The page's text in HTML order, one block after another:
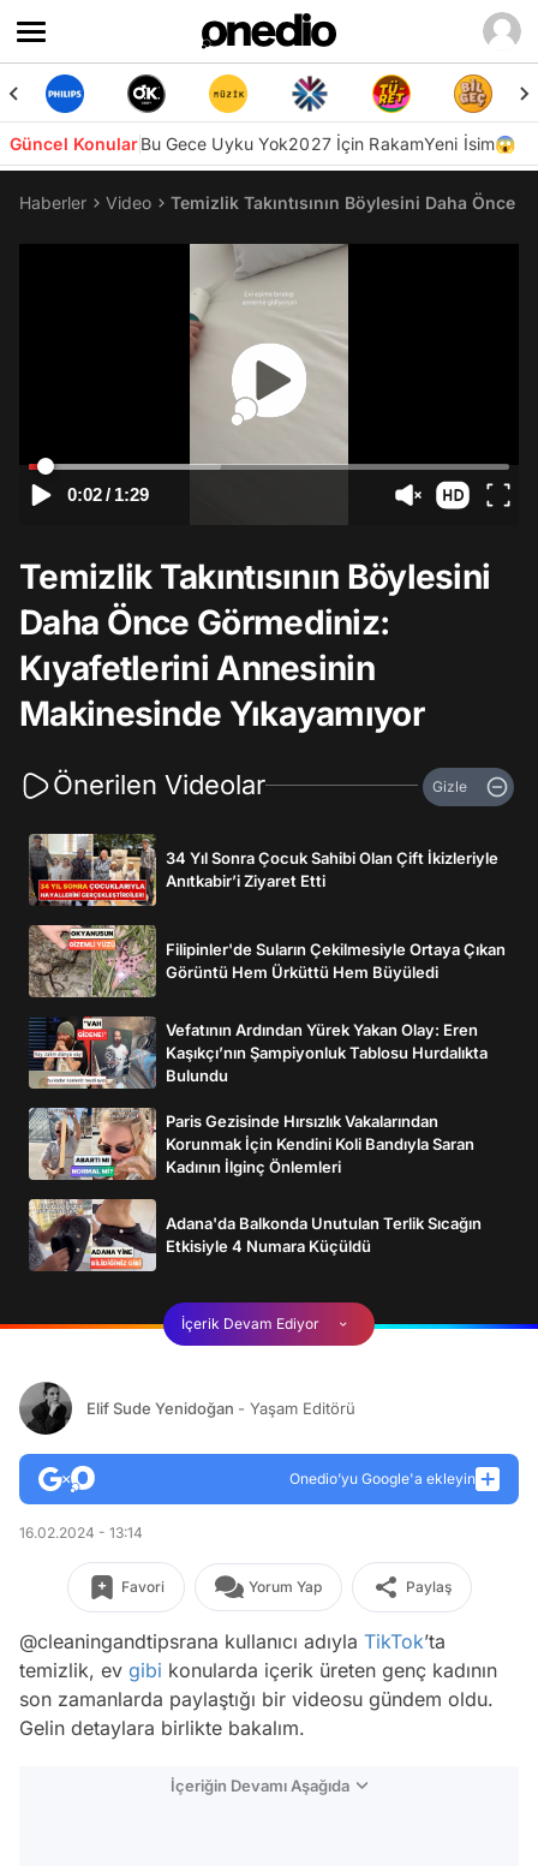
Güncel KonularBu Gece Uyku Yok2027 İçin RakamYeni İsim😱
Haberler Video Temizlik Takıntısının Böylesini Daha Önce
0:02/ 1:29
Temizlik Takıntısının Böylesini
Daha Önce Görmediniz:
Kıyafetlerini Annesinin
Makinesinde Yıkayamıyor
Önerilen Videolar Gizle
34 Yıl Sonra Çocuk Sahibi Olan Çift İkizleriyle
Anıtkabir’i Ziyaret Etti
Filipinler'de Suların Çekilmesiyle Ortaya Çıkan
Görüntü Hem Ürküttü Hem Büyüledi
Vefatının Ardından Yürek Yakan Olay: Eren
Kaşıkçı’nın Şampiyonluk Tablosu Hurdalıkta
Bulundu
Paris Gezisinde Hırsızlık Vakalarından
Korunmak İçin Kendini Koli Bandıyla Saran
Kadının İlginç Önlemleri
Adana'da Balkonda Unutulan Terlik Sıcağın
Etkisiyle 4 Numara Küçüldü
İçerik Devam Ediyor
Elif Sude Yenidoğan - Yaşam Editörü
Onedio’yu Google'a ekleyin
16.02.2024 - 13:14
Favori Yorum Yap Paylaş
@cleaningandtipsrana kullanıcı adıyla TikTok’ta
temizlik, ev gibi konularda içerik üreten genç kadının
son zamanlarda paylaştığı bir videosu gündem oldu.
Gelin detaylara birlikte bakalım.
İçeriğin Devamı Aşağıda